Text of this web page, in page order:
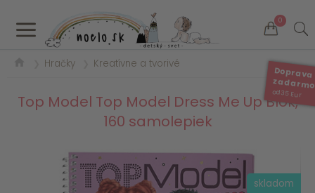
a 0
Doprava
od 35 Eur
Hračky Kreatívne a tvorivé
Top Model Top Model Dress Me Up Blok,
160 samolepiek
skladom